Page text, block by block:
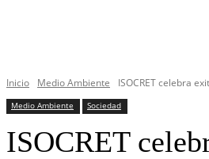
Inicio Medio Ambiente ISOCRET celebra
Medio Ambiente Sociedad
ISOCRET